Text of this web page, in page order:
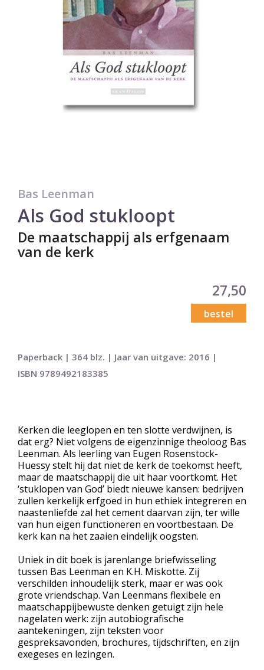
Bas Leenman
Als God stukloopt
De maatschappij als erfgenaam
van de kerk
27,50
bestel
Paperback | 364 blz. | Jaar van uitgave: 2016 |
ISBN 9789492183385
Kerken die leeglopen en ten slotte verdwijnen, is
dat erg? Niet volgens de eigenzinnige theoloog Bas
Leenman. Als leerling van Eugen Rosenstock-
Huessy stelt hij dat niet de kerk de toekomst heeft,
maar de maatschappij die uit haar voortkomt. Het
‘stuklopen van God’ biedt nieuwe kansen: bedrijven
zullen kerkelijk erfgoed in hun ethiek integreren en
naastenliefde zal het cement daarvan zijn, ter wille
van hun eigen functioneren en voortbestaan. De
kerk kan na het zaaien eindelijk oogsten.
Uniek in dit boek is jarenlange briefwisseling
tussen Bas Leenman en K.H. Miskotte. Zij
verschilden inhoudelijk sterk, maar er was ook
grote vriendschap. Van Leenmans flexibele en
maatschappijbewuste denken getuigt zijn hele
nagelaten werk: zijn autobiografische
aantekeningen, zijn teksten voor
gespreksavonden, brochures, tijdschriften, en zijn
exegeses en lezingen.